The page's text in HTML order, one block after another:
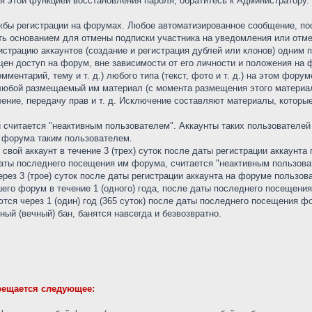
регистрации на форумах. Любое автоматизированное сообщение,
для отмены подписки участника на уведомления или
аккаунтов (создание и регистрация дублей или клонов)
доступ на форум, вне зависимости от его личности и положения на
тему и т. д.) любого типа (текст, фото и т. д.) на этом
размещаемый им материал (с момента размещения этого
передачу прав и т. д. Исключение составляют материалы,
"неактивным пользователем". Аккаунты таких
таким пользователем.
аккаунт в течение 3 (трех) суток после даты регистрации
последнего посещения им форума, считается "неактивным
3 (трое) суток после даты регистрации аккаунта на форуме
форум в течение 1 (одного) года, после даты последнего
через 1 (один) год (365 суток) после даты последнего посещения
(вечный) бан, банятся навсегда и безвозвратно.
следующее: